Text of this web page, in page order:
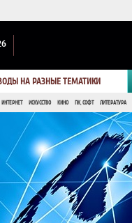
НА РАЗНЫЕ ТЕМАТИКИ
ИНТЕРНЕТ ИСКУССТВО КИНО ПК, СОФТ ЛИТЕРАТУРА